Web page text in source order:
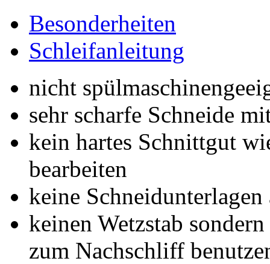
Besonderheiten
Schleifanleitung
nicht
sehr scharfe Schneide
kein hartes Schnittgut
bearbeiten
keine
keinen Wetzstab
zum Nachschliff